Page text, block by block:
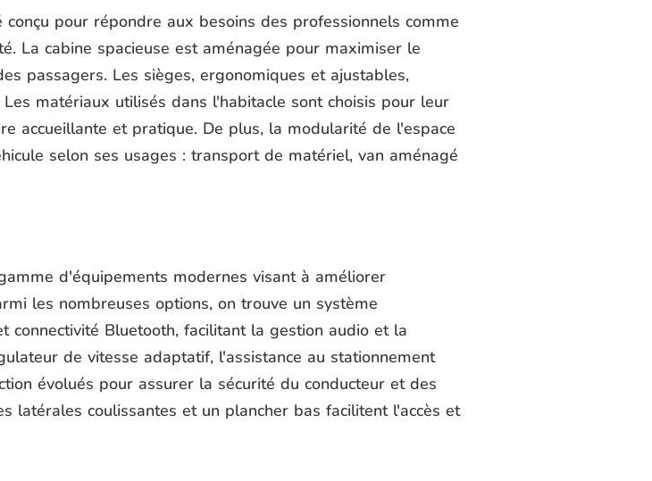
conçu pour répondre aux besoins des professionnels comme
La cabine spacieuse est aménagée pour maximiser le
passagers. Les sièges, ergonomiques et ajustables,
matériaux utilisés dans l'habitacle sont choisis pour leur
accueillante et pratique. De plus, la modularité de l'espace
selon ses usages : transport de matériel, van aménagé
d'équipements modernes visant à améliorer
les nombreuses options, on trouve un système
connectivité Bluetooth, facilitant la gestion audio et la
de vitesse adaptatif, l'assistance au stationnement
évolués pour assurer la sécurité du conducteur et des
latérales coulissantes et un plancher bas facilitent l'accès et